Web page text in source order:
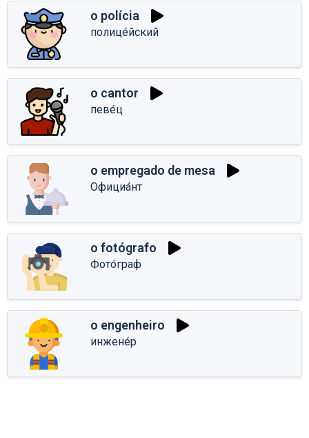
o polícia
полице́йский
o cantor
певе́ц
o empregado de mesa
Официа́нт
o fotógrafo
Фото́граф
o engenheiro
инжене́р